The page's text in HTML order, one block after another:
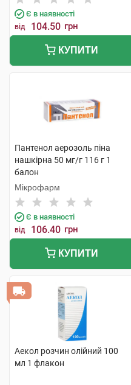
Є в наявності
від 104.50 грн
КУПИТИ
Пантенол аерозоль піна
нашкірна 50 мг/г 116 г 1
балон
Мікрофарм
Є в наявності
від 106.40 грн
КУПИТИ
Аекол розчин олійний 100
мл 1 флакон